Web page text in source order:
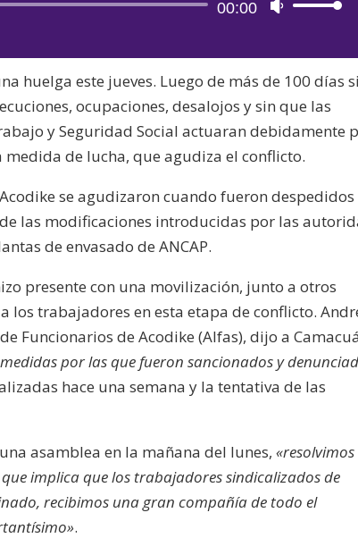
Reproductor
audio
00:00
Utiliza
teclas
de
flecha
arriba/
para
o
disminuir
volumen.
huelga este jueves. Luego de más de 100 días
ocupaciones, desalojos y sin que las
y Seguridad Social actuaran debidamente
de lucha, que agudiza el conflicto.
se agudizaron cuando fueron despedidos
las modificaciones introducidas por las
de envasado de ANCAP.
presente con una movilización, junto a otros
los trabajadores en esta etapa de conflicto.
Funcionarios de Acodike (Alfas), dijo a Camacuá
por las que fueron sancionados y
hace una semana y la tentativa de las
asamblea en la mañana del lunes,«resolvimos
implica que los trabajadores sindicalizados de
recibimos una gran compañía de todo el
.